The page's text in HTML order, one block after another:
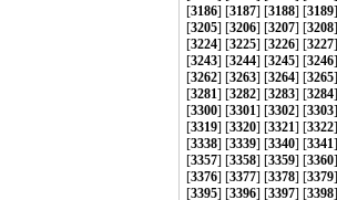
[3186] [3187] [3188] [3189
[3205] [3206] [3207] [3208
[3224] [3225] [3226] [3227
[3243] [3244] [3245] [3246
[3262] [3263] [3264] [3265
[3281] [3282] [3283] [3284
[3300] [3301] [3302] [3303
[3319] [3320] [3321] [3322
[3338] [3339] [3340] [3341
[3357] [3358] [3359] [3360
[3376] [3377] [3378] [3379
[3395] [3396] [3397] [3398